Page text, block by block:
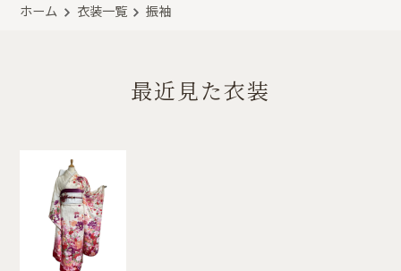
ホーム 衣装一覧 振袖
最近見た衣装